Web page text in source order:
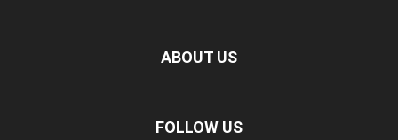
ABOUT US
FOLLOW US